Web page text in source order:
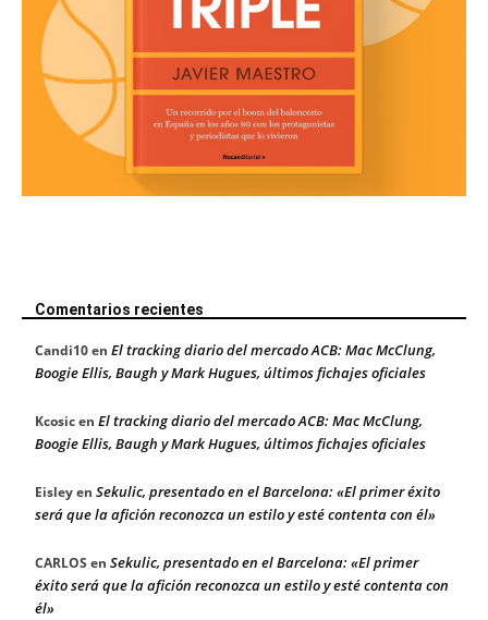
Comentarios recientes
Candi10en El tracking diario del mercado ACB: Mac McClung,
Boogie Ellis, Baugh y Mark Hugues, últimos fichajes oficiales
Kcosicen El tracking diario del mercado ACB: Mac McClung,
Boogie Ellis, Baugh y Mark Hugues, últimos fichajes oficiales
Eisleyen Sekulic, presentado en el Barcelona: «El primer éxito
será que la afición reconozca un estilo y esté contenta con él»
CARLOS en Sekulic, presentado en el Barcelona: «El primer
éxito será que la afición reconozca un estilo y esté contenta con
él»